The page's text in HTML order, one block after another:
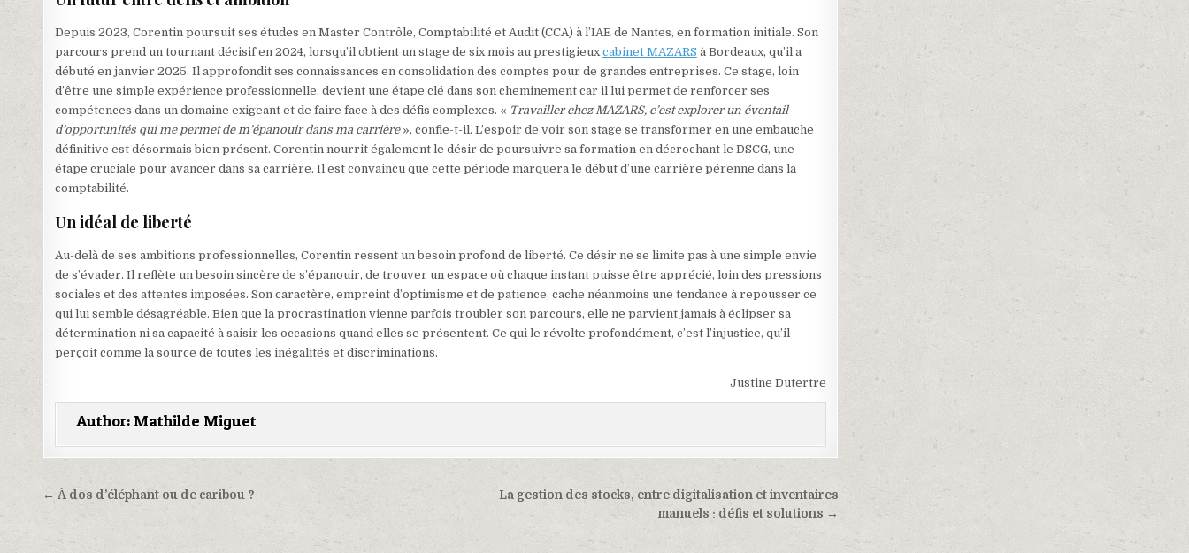
Depuis 2023, Corentin poursuit ses études en Master Contrôle, Comptabilité et Audit (CCA) à l’IAE de Nantes, en formation initiale. Son
parcours prend un tournant décisif en 2024, lorsqu’il obtient un stage de six mois au prestigieux cabinet MAZARS à Bordeaux, qu’il a
débuté en janvier 2025. Il approfondit ses connaissances en consolidation des comptes pour de grandes entreprises. Ce stage, loin
d’être une simple expérience professionnelle, devient une étape clé dans son cheminement car il lui permet de renforcer ses
compétences dans un domaine exigeant et de faire face à des défis complexes. « Travailler chez MAZARS, c’est explorer un éventail
d’opportunités qui me permet de m’épanouir dans ma carrière», confie-t-il. L’espoir de voir son stage se transformer en une embauche
définitive est désormais bien présent. Corentin nourrit également le désir de poursuivre sa formation en décrochant le DSCG, une
étape cruciale pour avancer dans sa carrière. Il est convaincu que cette période marquera le début d’une carrière pérenne dans la
comptabilité.
Un idéal de liberté
Au-delà de ses ambitions professionnelles, Corentin ressent un besoin profond de liberté. Ce désir ne se limite pas à une simple envie
de s’évader. Il reflète un besoin sincère de s’épanouir, de trouver un espace où chaque instant puisse être apprécié, loin des pressions
sociales et des attentes imposées. Son caractère, empreint d’optimisme et de patience, cache néanmoins une tendance à repousser ce
qui lui semble désagréable. Bien que la procrastination vienne parfois troubler son parcours, elle ne parvient jamais à éclipser sa
détermination ni sa capacité à saisir les occasions quand elles se présentent. Ce qui le révolte profondément, c’est l’injustice, qu’il
perçoit comme la source de toutes les inégalités et discriminations.
Justine Dutertre
Author: Mathilde Miguet
Navigation
de
l’article
La gestion des stocks, entre digitalisation et inventaires
manuels : défis et solutions →
← À dos d’éléphant ou de caribou ?